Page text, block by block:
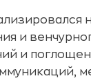
и
и